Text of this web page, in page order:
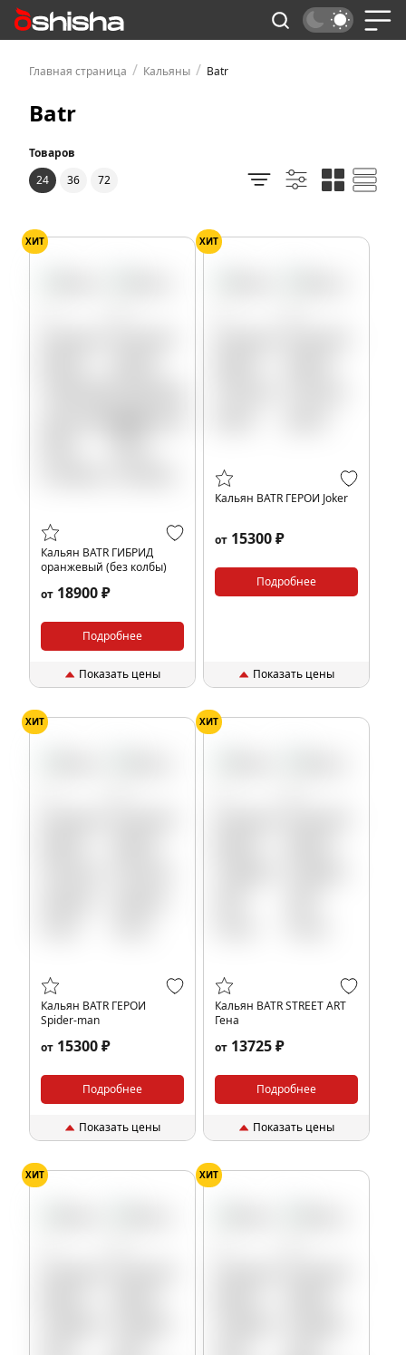
Главная страница / Кальяны / Batr
Batr
Товаров
24
36 72
ХИТ
Кальян BATR ГИБРИД
оранжевый (без колбы)
от 18900 ₽
Подробнее
Показать цены
ХИТ
Кальян BATR ГЕРОИ Joker
от 15300 ₽
Подробнее
Показать цены
ХИТ
Кальян BATR ГЕРОИ
Spider-man
от 15300 ₽
Подробнее
Показать цены
ХИТ
Кальян BATR STREET ART
Гена
от 13725 ₽
Подробнее
Показать цены
ХИТ ХИТ